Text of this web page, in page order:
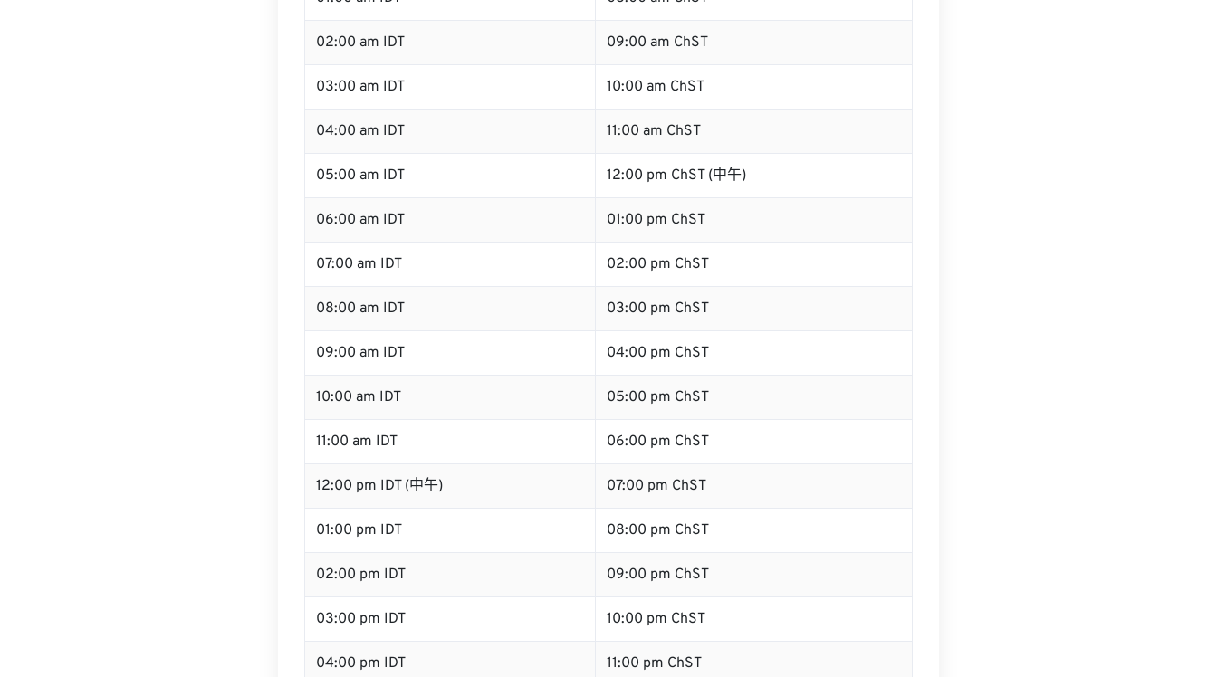
02:00 am IDT 09:00 am ChST
03:00 am IDT 10:00 am ChST
04:00 am IDT 11:00 am ChST
05:00 am IDT 12:00 pm ChST (中午)
06:00 am IDT 01:00 pm ChST
07:00 am IDT 02:00 pm ChST
08:00 am IDT 03:00 pm ChST
09:00 am IDT 04:00 pm ChST
10:00 am IDT 05:00 pm ChST
11:00 am IDT 06:00 pm ChST
12:00 pm IDT (中午) 07:00 pm ChST
01:00 pm IDT 08:00 pm ChST
02:00 pm IDT 09:00 pm ChST
03:00 pm IDT 10:00 pm ChST
04:00 pm IDT 11:00 pm ChST